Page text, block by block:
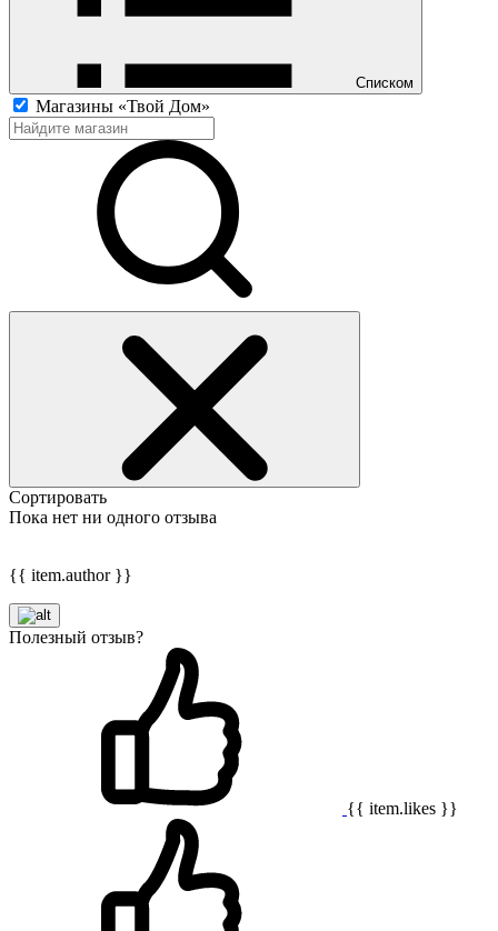
Списком
Магазины «Твой Дом»
Сортировать
Пока нет ни одного отзыва
{{ item.author }}
Полезный отзыв?
{{ item.likes }}